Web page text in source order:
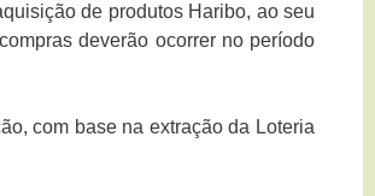
de produtos Haribo, ao seu
deverão ocorrer no período
com base na extração da Loteria